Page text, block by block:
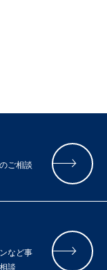
ご相談
など事
談